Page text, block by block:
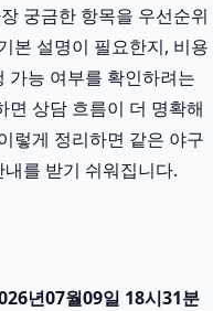
궁금한 항목을 우선순위
본 설명이 필요한지, 비용
가능 여부를 확인하려는
면 상담 흐름이 더 명확해
렇게 정리하면 같은 야구
를 받기 쉬워집니다.
년07월09일 18시31분